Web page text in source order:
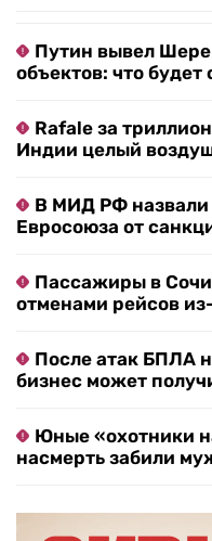
Путин вывел
объектов: что будет
Rafale за
Индии целый
В МИД РФ
Евросоюза от
Пассажиры в
отменами рейсов
После атак БПЛА
бизнес может
Юные «охотники
насмерть забили